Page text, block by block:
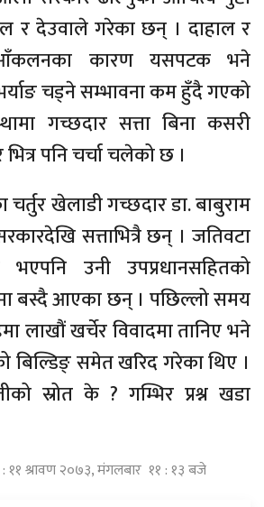
र देउवाले गरेका छन् । दाहाल र
कारण यसपटक भने
चड्ने सम्भावना कम हुँदै गएको
गच्छदार सत्ता बिना कसरी
पनि चर्चा चलेको छ ।
चर्तुर खेलाडी गच्छदार डा. बाबुराम
सत्ताभित्रै छन् । जतिवटा
भएपनि उनी उपप्रधानसहितको
बस्दै आएका छन् । पछिल्लो समय
लाखौं खर्चेर विवादमा तानिए भने
बिल्डिङ् समेत खरिद गरेका थिए ।
स्रोत के ? गम्भिर प्रश्न खडा
: ११ श्रावण २०७३, मंगलबार ११ : १३ बजे